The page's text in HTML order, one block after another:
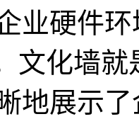
业硬件
文化墙
地展示